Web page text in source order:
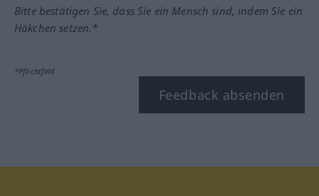
Bitte bestätigen Sie, dass Sie ein Mensch sind, indem Sie ein
Häkchen setzen.*
*Pflichtfeld
Feedback absenden